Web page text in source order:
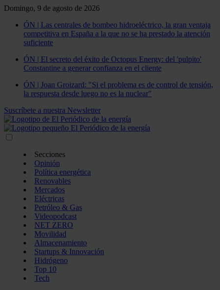
Domingo, 9 de agosto de 2026
ÓN | Las centrales de bombeo hidroeléctrico, la gran ventaja
competitiva en España a la que no se ha prestado la atención
suficiente
ÓN | El secreto del éxito de Octopus Energy: del 'pulpito'
Constantine a generar confianza en el cliente
ÓN | Joan Groizard: "Si el problema es de control de tensión,
la respuesta desde luego no es la nuclear"
Suscríbete a nuestra Newsletter
Secciones
Opinión
Política energética
Renovables
Mercados
Eléctricas
Petróleo & Gas
Videopodcast
NET ZERO
Movilidad
Almacenamiento
Startups & Innovación
Hidrógeno
Top 10
Tech